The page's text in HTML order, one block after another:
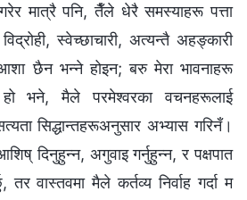
मात्रै पनि, तैँले धेरै समस्याहरू पत्ता
स्वेच्छाचारी, अत्यन्तै अहङ्कारी
छैन भन्‍ने होइन; बरु मेरा भावनाहरू
भने, मैले परमेश्‍वरका वचनहरूलाई
सिद्धान्तहरूअनुसार अभ्यास गरिनँ।
दिनुहुन्न, अगुवाइ गर्नुहुन्न, र पक्षपात
तर वास्तवमा मैले कर्तव्य निर्वाह गर्दा म